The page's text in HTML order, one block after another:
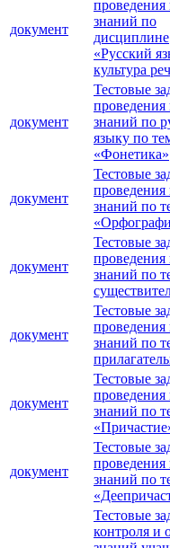
документ
проведения
знаний по
дисциплине
«Русский
культура
документ
Тестовые
проведения
знаний по
языку по
«Фонетика»
документ
Тестовые
проведения
знаний по
документ
Тестовые
проведения
знаний по
документ
Тестовые
проведения
знаний по
документ
Тестовые
проведения
знаний по
документ
Тестовые
проведения
знаний по
Тестовые
контроля и